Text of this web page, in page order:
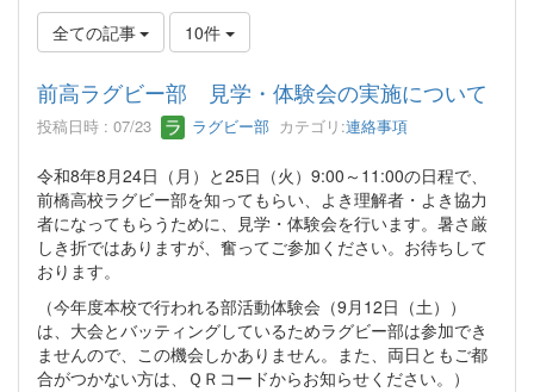
全ての記事 10件
前高ラグビー部 見学・体験会の実施について
投稿日時 : 07/23 ラグビー部 カテゴリ:連絡事項
令和8年8月24日（月）と25日（火）9:00～11:00の日程で、
前橋高校ラグビー部を知ってもらい、よき理解者・よき協力
者になってもらうために、見学・体験会を行います。暑さ厳
しき折ではありますが、奮ってご参加ください。お待ちして
おります。
（今年度本校で行われる部活動体験会（9月12日（土））
は、大会とバッティングしているためラグビー部は参加でき
ませんので、この機会しかありません。また、両日ともご都
合がつかない方は、ＱＲコードからお知らせください。）